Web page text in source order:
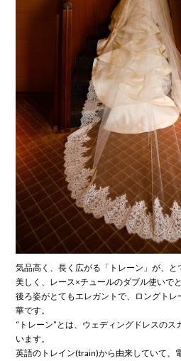
気品高く、長く広がる「トレーン」が、と
美しく、レース×チュールのダブル使いで
後ろ姿がとてもエレガントで、ロングト
華です。
“トレーン”とは、ウェディングドレスの
います。
英語のトレイン(train)から由来していて、